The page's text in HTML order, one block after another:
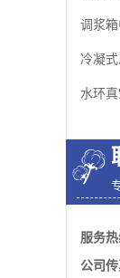
调浆
冷凝
水环
服务热
公司传